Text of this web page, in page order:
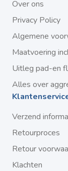
Over ons
Privacy Policy
Algemene
Maatvoering
Uitleg pad-en
Alles over
Verzend
Retourproces
Retour
Klachten